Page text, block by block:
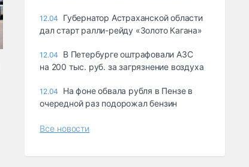
12.04
Губернатор Астраханской области
дал старт ралли-рейду «Золото Кагана»
12.04
В Петербурге оштрафовали АЗС
на 200 тыс. руб. за загрязнение воздуха
12.04
На фоне обвала рубля в Пензе в
очередной раз подорожал бензин
Все новости